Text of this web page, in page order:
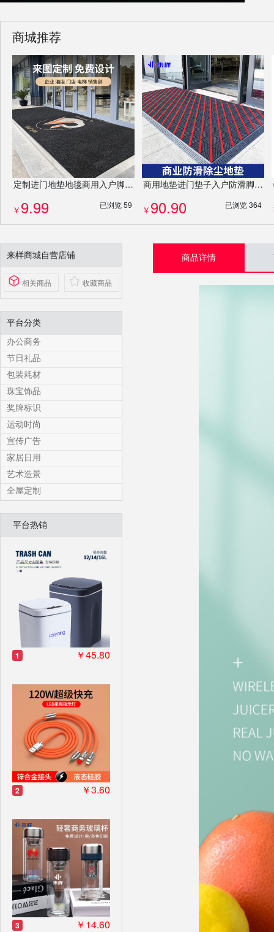
商城推荐
定制进门地垫地毯商用入户脚垫PP吸水门垫防滑垫厂家耐磨免费设计LOGO
￥ 9.99 已浏览 59
商用地垫进门垫子入户防滑脚垫酒店除尘门垫定制logo异形门垫高端防滑除尘地毯
￥ 90.90 已浏览 364
来样商城自营店铺
相关商品 收藏商品
平台分类
办公商务
节日礼品
包装耗材
珠宝饰品
奖牌标识
运动时尚
宣传广告
家居日用
艺术造景
全屋定制
平台热销
1 ￥45.80
2 ￥3.60
3 ￥14.60
商品详情